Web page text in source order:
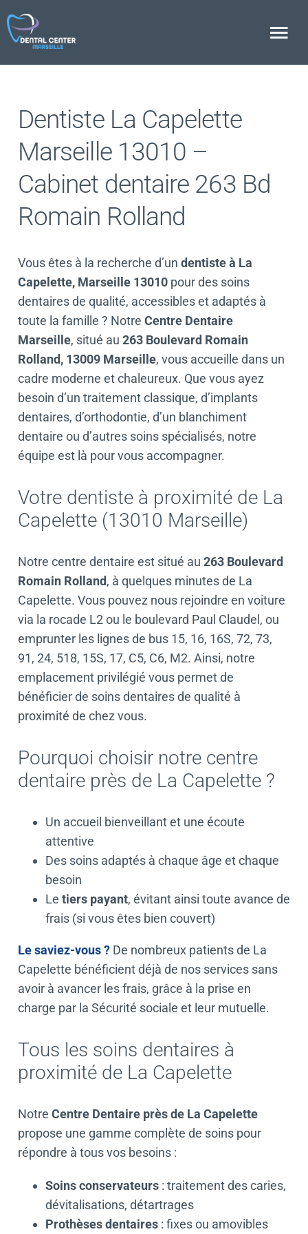
to
content
Salles de soins
Équipement dentaire
Salle de stérilisation
Nos spécialités dentaires
La Provence parle de nous
Actualités et conseils dentaires
Questions / Réponses
Contactez Dental Center Marseille
Urgence Dentaire
Dentiste La Capelette
Marseille 13010 –
Cabinet dentaire 263 Bd
Romain Rolland
Vous êtes à la recherche d’un dentiste à La
Capelette, Marseille 13010 pour des soins
dentaires de qualité, accessibles et adaptés à
toute la famille ? Notre Centre Dentaire
Marseille, situé au 263 Boulevard Romain
Rolland, 13009 Marseille, vous accueille dans un
cadre moderne et chaleureux. Que vous ayez
besoin d’un traitement classique, d’implants
dentaires, d’orthodontie, d’un blanchiment
dentaire ou d’autres soins spécialisés, notre
équipe est là pour vous accompagner.
Votre dentiste à proximité de La
Capelette (13010 Marseille)
Notre centre dentaire est situé au 263 Boulevard
Romain Rolland, à quelques minutes de La
Capelette. Vous pouvez nous rejoindre en voiture
via la rocade L2 ou le boulevard Paul Claudel, ou
emprunter les lignes de bus 15, 16, 16S, 72, 73,
91, 24, 518, 15S, 17, C5, C6, M2. Ainsi, notre
emplacement privilégié vous permet de
bénéficier de soins dentaires de qualité à
proximité de chez vous.
Pourquoi choisir notre centre
dentaire près de La Capelette ?
Un accueil bienveillant et une écoute
attentive
Des soins adaptés à chaque âge et chaque
besoin
Le tiers payant, évitant ainsi toute avance de
frais (si vous êtes bien couvert)
Le saviez-vous ? De nombreux patients de La
Capelette bénéficient déjà de nos services sans
avoir à avancer les frais, grâce à la prise en
charge par la Sécurité sociale et leur mutuelle.
Tous les soins dentaires à
proximité de La Capelette
Notre Centre Dentaire près de La Capelette
propose une gamme complète de soins pour
répondre à tous vos besoins :
Soins conservateurs : traitement des caries,
dévitalisations, détartrages
Prothèses dentaires : fixesou amovibles